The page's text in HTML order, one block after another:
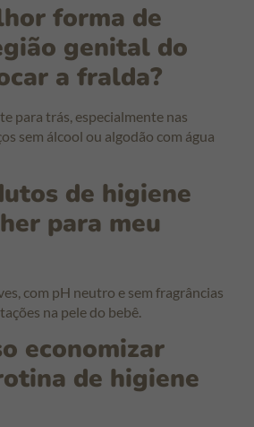
forma de
genital do
a fralda?
para trás, especialmente nas
sem álcool ou algodão com água
de higiene
para meu
com pH neutro e sem fragrâncias
na pele do bebê.
economizar
de higiene